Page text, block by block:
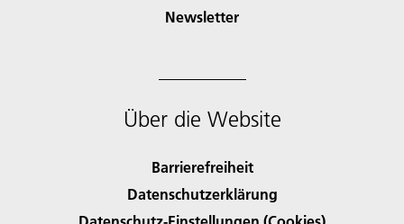
Newsletter
Über die Website
Barrierefreiheit
Datenschutzerklärung